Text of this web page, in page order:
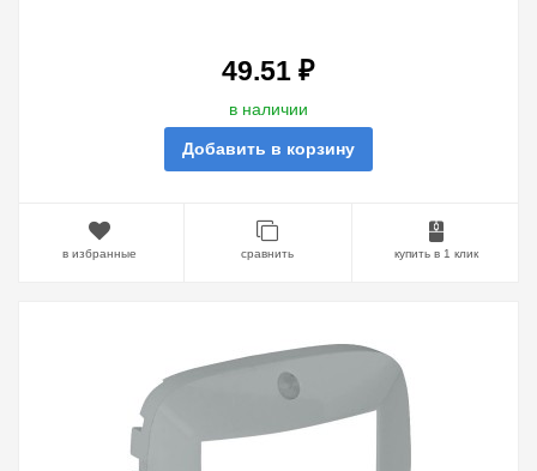
49.51 ₽
в наличии
Добавить в корзину
в избранные сравнить купить в 1 клик